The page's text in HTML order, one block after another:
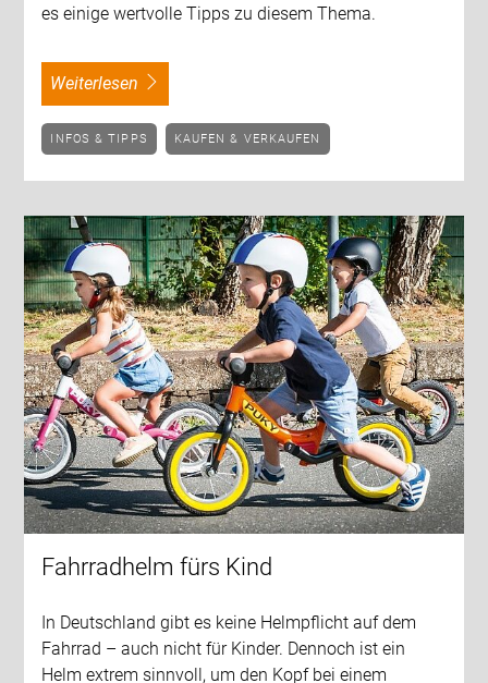
es einige wertvolle Tipps zu diesem Thema.
weiterlesen
INFOS & TIPPS KAUFEN & VERKAUFEN
Fahrradhelm fürs Kind
In Deutschland gibt es keine Helmpflicht auf dem
Fahrrad – auch nicht für Kinder. Dennoch ist ein
Helm extrem sinnvoll, um den Kopf bei einem